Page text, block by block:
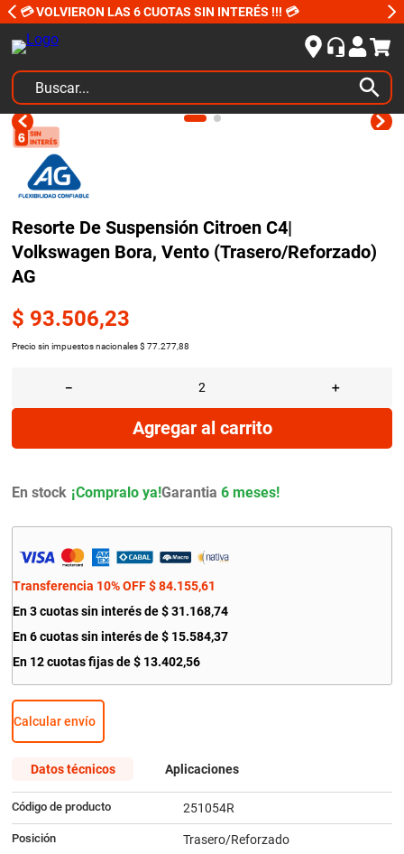
💳 VOLVIERON LAS 6 CUOTAS SIN INTERÉS !!! 💳
Buscar...
Resorte De Suspensión Citroen C4|
Volkswagen Bora, Vento (Trasero/Reforzado)
AG
$ 93.506,23
Precio sin impuestos nacionales $ 77. 277,88
＋
－
Agregar al carrito
En stock Garantia 6 meses!
Transferencia 10% OFF $ 84.155,61
En 3 cuotas sin interés de $ 31.168,74
En 6 cuotas sin interés de$ 15.584,37
En 12 cuotas fijas de $ 13.402,56
Calcular envío
Datos técnicos Aplicaciones
Código de producto 251054R
Posición Trasero/Reforzado
TÉRMINOS MÁS BUSCADOS
kits
2.
amortiguadores
3.
bujias ngk
4.
honda civic
5.
6
renault
7.
bmw
9.
citroen c4